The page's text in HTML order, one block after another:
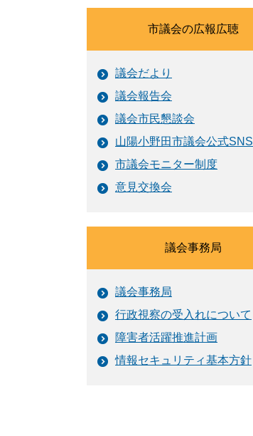
市議会の広報広聴
議会だより
議会報告会
議会市民懇談会
山陽小野田市議会公式SNS
市議会モニター制度
意見交換会
議会事務局
議会事務局
行政視察の受入れについて
障害者活躍推進計画
情報セキュリティ基本方針